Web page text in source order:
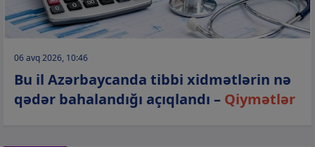
06 avq 2026, 10:46
Bu il Azərbaycanda tibbi xidmətlərin nə
qədər bahalandığı açıqlandı – Qiymətlər